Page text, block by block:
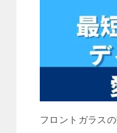
フロントガラス